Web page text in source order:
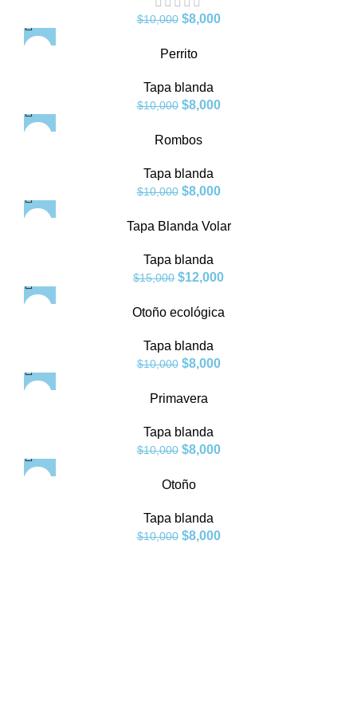
$10,000 $8,000
Perrito
Tapa blanda
$10,000 $8,000
Rombos
Tapa blanda
$10,000 $8,000
Tapa Blanda Volar
Tapa blanda
$15,000 $12,000
Otoño ecológica
Tapa blanda
$10,000 $8,000
Primavera
Tapa blanda
$10,000 $8,000
Otoño
Tapa blanda
$10,000 $8,000